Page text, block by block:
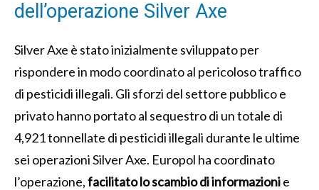
dell’operazione Silver Axe
Silver Axe è stato inizialmente sviluppato per
rispondere in modo coordinato al pericoloso traffico
di pesticidi illegali. Gli sforzi del settore pubblico e
privato hanno portato al sequestro di un totale di
4,921 tonnellate di pesticidi illegali durante le ultime
sei operazioni Silver Axe. Europol ha coordinato
l’operazione,facilitato lo scambio di informazionie